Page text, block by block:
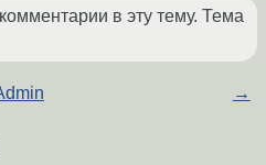
в эту тему. Тема
→